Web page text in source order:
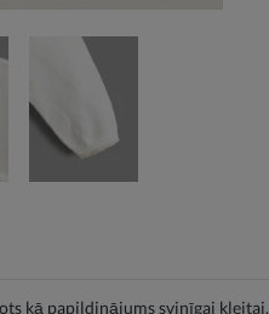
kā papildinājums svinīgai kleitai.